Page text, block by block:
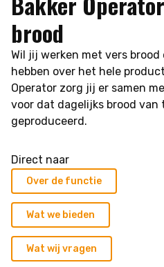
brood
Wil jij werken met vers
hebben over het hele
Operator zorg jij er samen
voor dat dagelijks brood
geproduceerd.
Direct naar
Over de functie
Wat we bieden
Wat wij vragen